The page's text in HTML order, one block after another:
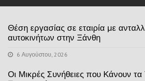
Θέση εργασίας σε εταιρία με
αυτοκινήτων στην Ξάνθη
6 Αυγούστου, 2026
Οι Μικρές Συνήθειες που Κάνουν τα